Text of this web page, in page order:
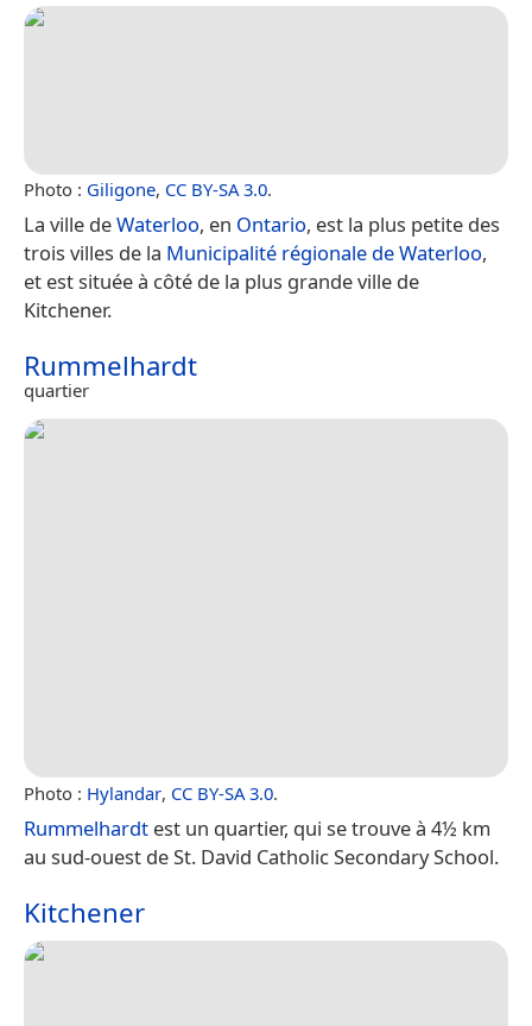
Photo : Giligone, CC BY-SA 3.0.
La ville deWaterloo, en Ontario, est la plus petite des
trois villes de la Municipalité régionale de Waterloo,
et est située à côté de la plus grande ville de
Kitchener.
Rummelhardt
quartier
Photo : Hylandar, CC BY-SA 3.0.
Rummelhardt est un quartier, qui se trouve à 4½ km
au sud-ouest de St. David Catholic Secondary School.
Kitchener